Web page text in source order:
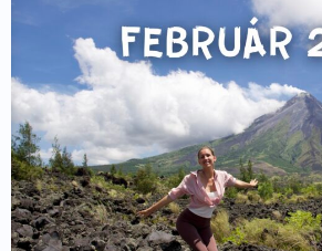
naruby
*Február*